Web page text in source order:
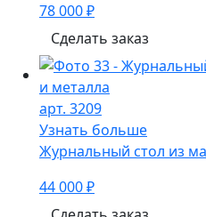
78 000 ₽
Сделать заказ
арт. 3209
Узнать больше
Журнальный стол из
44 000 ₽